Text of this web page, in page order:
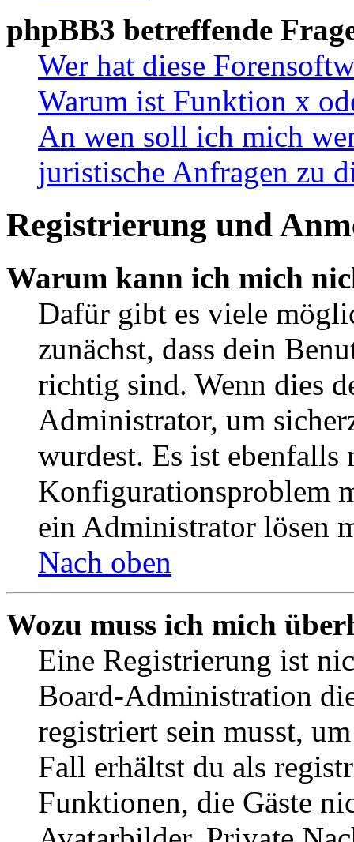
phpBB3 betreffende
Wer hat diese
Warum ist Funktion x
An wen soll ich mich
juristische Anfragen zu
Registrierung und
Warum kann ich mich
Dafür gibt es viele
zunächst, dass dein
richtig sind. Wenn dies
Administrator, um
wurdest. Es ist ebenfalls
Konfigurationsproblem
ein Administrator lösen
Nach oben
Wozu muss ich mich
Eine Registrierung ist
Board-Administration
registriert sein musst,
Fall erhältst du als
Funktionen, die Gäste